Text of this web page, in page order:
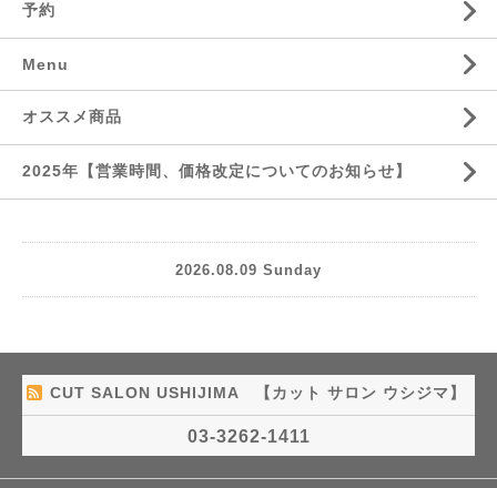
予約
Menu
オススメ商品
2025年【営業時間、価格改定についてのお知らせ】
2026.08.09 Sunday
CUT SALON USHIJIMA 【カット サロン ウシジマ】
03-3262-1411